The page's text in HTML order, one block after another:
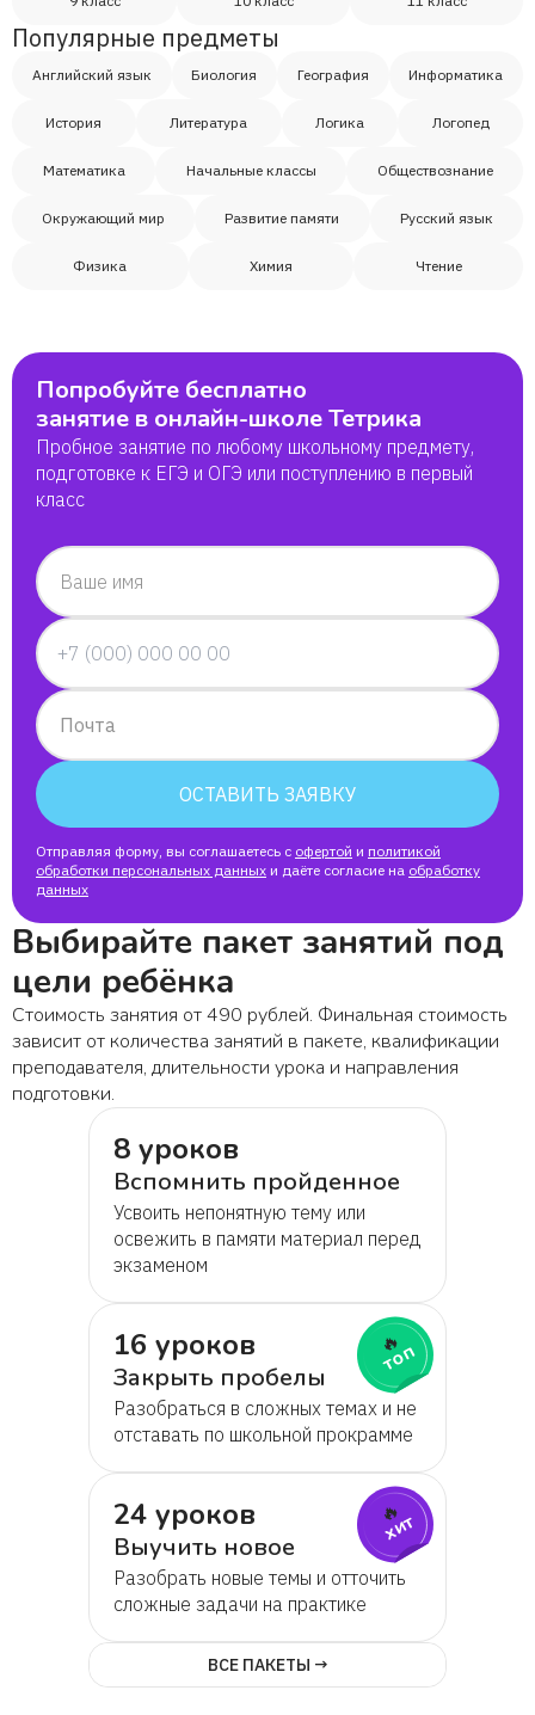
Максим
Даниил
Гололобова Юлия Игоревна
Алина
Лилит
Светлана
Максим
Амина
Артём
Константин
Софья
Даниил
Кира
Иван
Таисия
Анастасия
Альбина
Ольга
Екатерина
Olga Gritsay
Екатерина
Алена
Алия
Популярные предметы
Английский язык Биология География Информатика
История Литература Логика Логопед
Математика Начальные классы Обществознание
Окружающий мир Развитие памяти Русский язык
Физика Химия Чтение
Попробуйте бесплатно
занятие в онлайн-школе Тетрика
Пробное занятие по любому школьному предмету,
подготовке к ЕГЭ и ОГЭ или поступлению в первый
класс
Ваше имя
Почта
ОСТАВИТЬ ЗАЯВКУ
Отправляя форму, вы соглашаетесь с офертой и политикой
обработки персональных данных и даёте согласие на обработку
данных
Выбирайте пакет занятий под
цели ребёнка
Стоимость занятия от 490 рублей. Финальная стоимость
зависит от количества занятий в пакете, квалификации
преподавателя, длительности урока и направления
подготовки.
8 уроков
Вспомнить пройденное
Усвоить непонятную тему или
освежить в памяти материал перед
экзаменом
16 уроков
Закрыть пробелы
Разобраться в сложных темах и не
отставать по школьной прокрамме
🔥
топ
24 уроков
Выучить новое
Разобрать новые темы и отточить
сложные задачи на практике
🔥
хит
ВСЕ ПАКЕТЫ →